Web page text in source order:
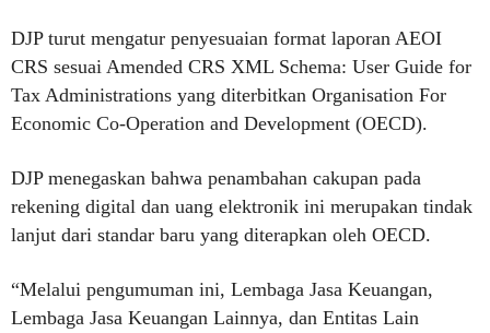
DJP turut mengatur penyesuaian format laporan AEOI
CRS sesuai Amended CRS XML Schema: User Guide for
Tax Administrations yang diterbitkan Organisation For
Economic Co-Operation and Development (OECD).
DJP menegaskan bahwa penambahan cakupan pada
rekening digital dan uang elektronik ini merupakan tindak
lanjut dari standar baru yang diterapkan oleh OECD.
“Melalui pengumuman ini, Lembaga Jasa Keuangan,
Lembaga Jasa Keuangan Lainnya, dan Entitas Lain